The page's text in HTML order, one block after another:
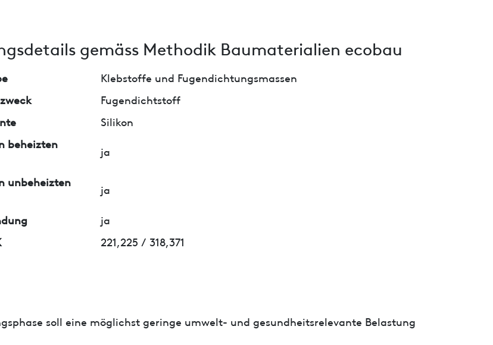
gemäss Methodik Baumaterialien ecobau
Klebstoffe und Fugendichtungsmassen
Fugendichtstoff
Silikon
beheizten
ja
unbeheizten
ja
ja
221,225 / 318,371
soll eine möglichst geringe umwelt- und gesundheitsrelevante Belastung